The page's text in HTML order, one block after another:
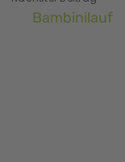
Bambinilauf